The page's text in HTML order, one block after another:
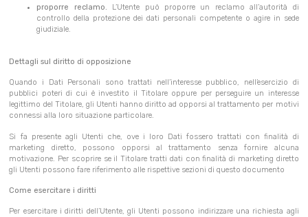
proporre reclamo. L’Utente può proporre un reclamo all’autorità di
controllo della protezione dei dati personali competente o agire in sede
giudiziale.
Dettagli sul diritto di opposizione
Quando i Dati Personali sono trattati nell’interesse pubblico, nell’esercizio di
pubblici poteri di cui è investito il Titolare oppure per perseguire un interesse
legittimo del Titolare, gli Utenti hanno diritto ad opporsi al trattamento per motivi
connessi alla loro situazione particolare.
Si fa presente agli Utenti che, ove i loro Dati fossero trattati con finalità di
marketing diretto, possono opporsi al trattamento senza fornire alcuna
motivazione. Per scoprire se il Titolare tratti dati con finalità di marketing diretto
gli Utenti possono fare riferimento alle rispettive sezioni di questo documento
Come esercitare i diritti
Per esercitare i diritti dell’Utente, gli Utenti possono indirizzare una richiesta agli